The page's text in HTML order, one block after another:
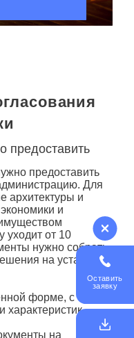
предоставить
предоставить
Для
архитектуры и
и
уходит от 10
нужно собрать
на установку
форме, с
характеристик
на
Оставить
заявку